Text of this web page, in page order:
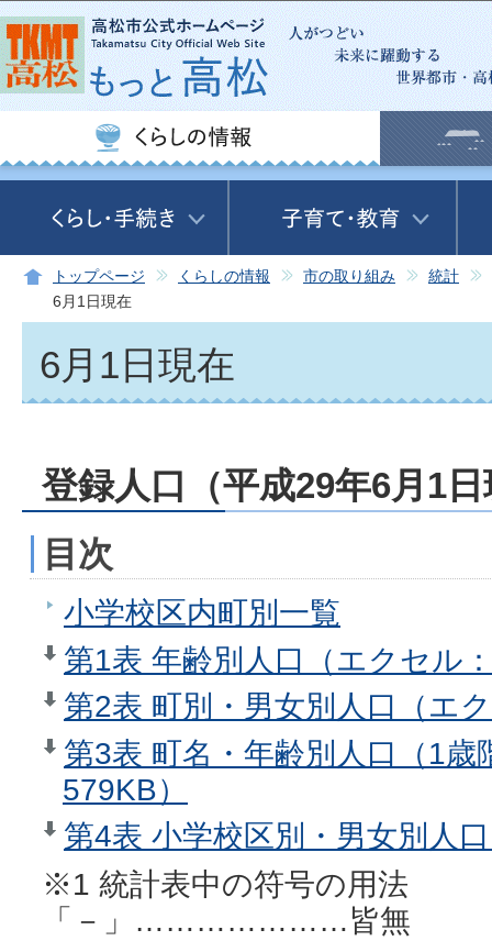
この
トップページ くらしの情報 市の取り組み
統計
6月1日現在
6月1日現在
登録人口（平成29年6月1
目次
小学校区内町別一覧
第1表 年齢別人口（エクセル
第2表 町別・男女別人口（エ
第3表 町名・年齢別人口（1
579KB）
第4表 小学校区別・男女別人
※1 統計表中の符号の用法
「－」…………………皆無